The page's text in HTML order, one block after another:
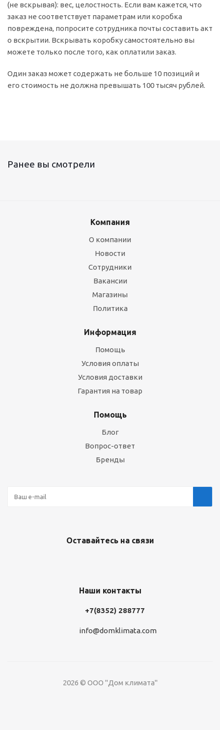
(не вскрывая): вес, целостность. Если вам кажется, что
заказ не соответствует параметрам или коробка
повреждена, попросите сотрудника почты составить акт
о вскрытии. Вскрывать коробку самостоятельно вы
можете только после того, как оплатили заказ.
Один заказ может содержать не больше 10 позиций и
его стоимость не должна превышать 100 тысяч рублей.
Ранее вы смотрели
Компания
О компании
Новости
Сотрудники
Вакансии
Магазины
Политика
Информация
Помощь
Условия оплаты
Условия доставки
Гарантия на товар
Помощь
Блог
Вопрос-ответ
Бренды
Оставайтесь на связи
Наши контакты
+7(8352) 288777
info@domklimata.com
2026 © ООО "Дом климата"